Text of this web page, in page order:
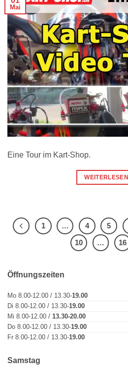
Mai
Eine Tour im Kart-Shop.
WEITERLESEN
1 … 4 5
10
… 16
Öffnungszeiten
Mo 8.00-12.00 / 13.30-19.00
Di 8.00-12.00 / 13.30-19.00
Mi 8.00-12.00 / 13.30-20.00
Do 8.00-12.00 / 13.30-19.00
Fr 8.00-12.00 / 13.30-19.00
Samstag